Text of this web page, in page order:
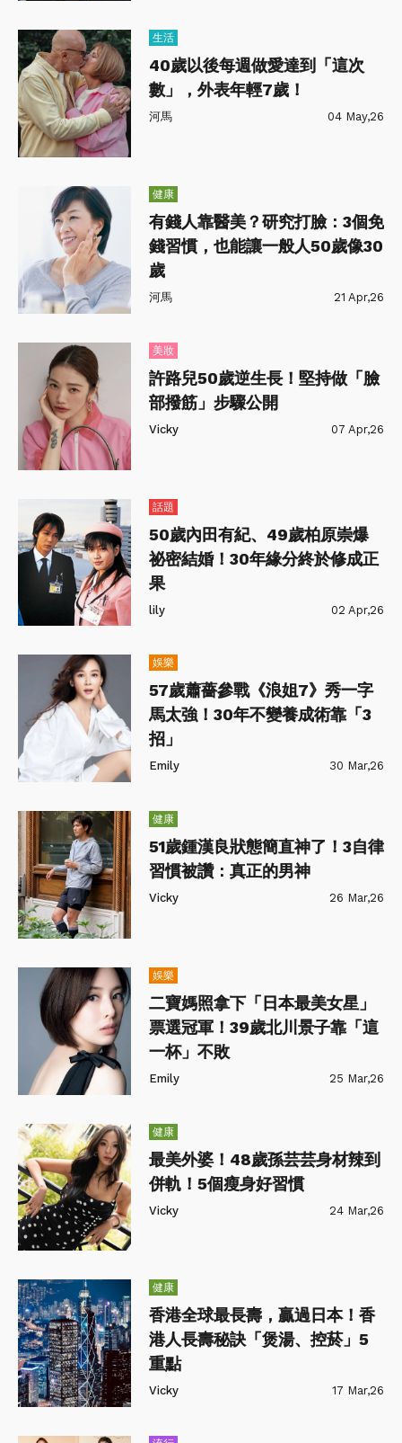
生活
40歲以後每週做愛達到「這次
數」，外表年輕7歲！
河馬 04 May,26
健康
有錢人靠醫美？研究打臉：3個免
錢習慣，也能讓一般人50歲像30
歲
河馬 21 Apr,26
美妝
許路兒50歲逆生長！堅持做「臉
部撥筋」步驟公開
Vicky 07 Apr,26
話題
50歲內田有紀、49歲柏原崇爆
祕密結婚！30年緣分終於修成正
果
lily 02 Apr,26
娛樂
57歲蕭薔參戰《浪姐7》秀一字
馬太強！30年不變養成術靠「3
招」
Emily 30 Mar,26
健康
51歲鍾漢良狀態簡直神了！3自律
習慣被讚：真正的男神
Vicky 26 Mar,26
娛樂
二寶媽照拿下「日本最美女星」
票選冠軍！39歲北川景子靠「這
一杯」不敗
Emily 25 Mar,26
健康
最美外婆！48歲孫芸芸身材辣到
併軌！5個瘦身好習慣
Vicky 24 Mar,26
健康
香港全球最長壽，贏過日本！香
港人長壽秘訣「煲湯、控菸」5
重點
Vicky 17 Mar,26